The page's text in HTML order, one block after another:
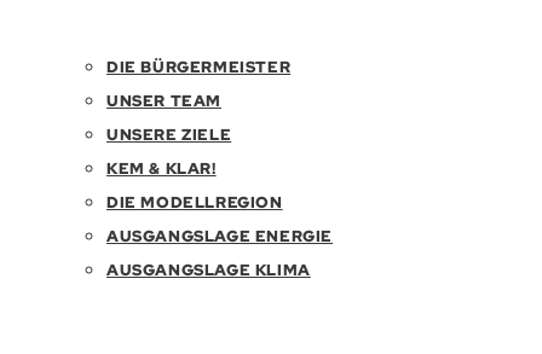
DIE BÜRGERMEISTER
UNSER TEAM
UNSERE ZIELE
KEM & KLAR!
DIE MODELLREGION
AUSGANGSLAGE ENERGIE
AUSGANGSLAGE KLIMA